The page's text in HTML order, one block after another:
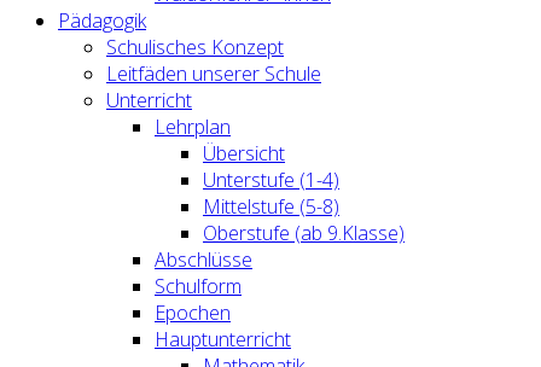
Pädagogik
Schulisches Konzept
Leitfäden unserer Schule
Unterricht
Lehrplan
Übersicht
Unterstufe (1-4)
Mittelstufe (5-8)
Oberstufe (ab 9.Klasse)
Abschlüsse
Schulform
Epochen
Hauptunterricht